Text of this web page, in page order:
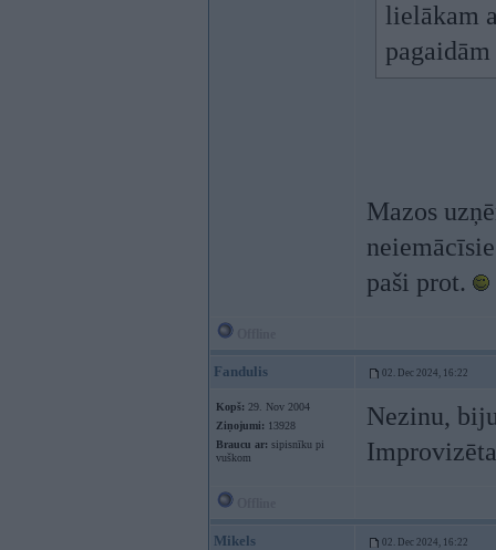
lielākam
Mazos
paši prot.
Fandulis 02. Dec 2024, 16:22
Kopš: 29. Nov 2004
Ziņojumi: 13928
Braucu ar: sipisnīku pi
vuškom
Nezinu,
Mikels 02. Dec 2024, 16:22